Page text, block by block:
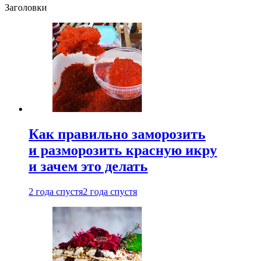
Заголовки
Как правильно заморозить
и разморозить красную икру
и зачем это делать
2 года спустя2 года спустя